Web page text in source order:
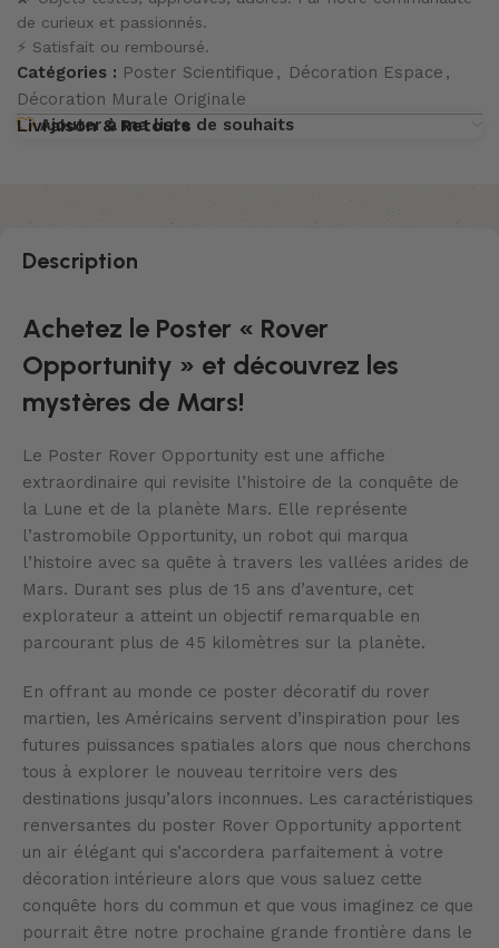
de curieux et passionnés.
⚡ Satisfait ou remboursé.
Catégories : Poster Scientifique , Décoration Espace ,
Décoration Murale Originale
Ajouter à ma liste de souhaits
Livraison & Retours
Description
Achetez le Poster « Rover
Opportunity » et découvrez les
mystères de Mars!
Le Poster Rover Opportunity est une affiche
extraordinaire qui revisite l’histoire de la conquête de
la Lune et de la planète Mars. Elle représente
l’astromobile Opportunity, un robot qui marqua
l’histoire avec sa quête à travers les vallées arides de
Mars. Durant ses plus de 15 ans d’aventure, cet
explorateur a atteint un objectif remarquable en
parcourant plus de 45 kilomètres sur la planète.
En offrant au monde ce poster décoratif du rover
martien, les Américains servent d’inspiration pour les
futures puissances spatiales alors que nous cherchons
tous à explorer le nouveau territoire vers des
destinations jusqu’alors inconnues. Les caractéristiques
renversantes du poster Rover Opportunity apportent
un air élégant qui s’accordera parfaitement à votre
décoration intérieure alors que vous saluez cette
conquête hors du commun et que vous imaginez ce que
pourrait être notre prochaine grande frontière dans le